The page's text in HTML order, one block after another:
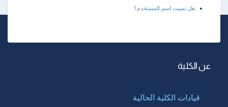
هل نسيت اسم المستخدم؟
عن الكلية
قيادات الكلية الحالية